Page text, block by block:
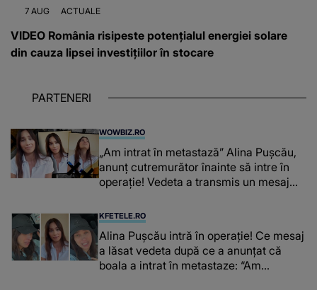
7 AUG ACTUALE
VIDEO România risipeste potențialul energiei solare
din cauza lipsei investițiilor în stocare
PARTENERI
WOWBIZ.RO
„Am intrat în metastază” Alina Pușcău,
anunț cutremurător înainte să intre în
operație! Vedeta a transmis un mesaj
KFETELE.RO
Alina Pușcău intră în operație! Ce mesaj
a lăsat vedeta după ce a anunțat că
boala a intrat în metastaze: “Am